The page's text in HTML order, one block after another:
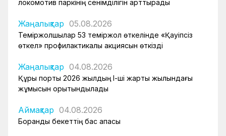
локомотив паркінің сенімділігін арттырады
Жаңалықтар 05.08.2026
Теміржолшылар 53 теміржол өткелінде «Қауіпсіз
өткел» профилактикалық акциясын өткізді
Жаңалықтар 04.08.2026
Құрық порты 2026 жылдың І-ші жарты жылындағы
жұмысын қорытындылады
Аймақтар 04.08.2026
Боранды бекеттің бас қақпасы